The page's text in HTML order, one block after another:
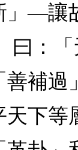
」—讓
曰：
善補
下